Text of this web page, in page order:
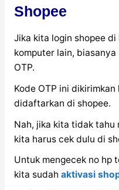
Shopee
Jika kita login shopee
komputer lain,
OTP.
Kode OTP ini
didaftarkan di shopee.
Nah, jika kita tidak tahu
kita harus cek dulu di
Untuk mengecek no hp
kita sudah aktivasi